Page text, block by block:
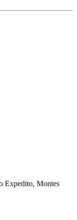
Expedito, Montes